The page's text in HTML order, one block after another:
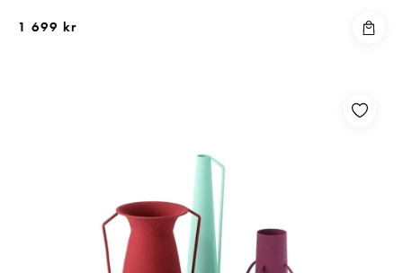
1 699 kr